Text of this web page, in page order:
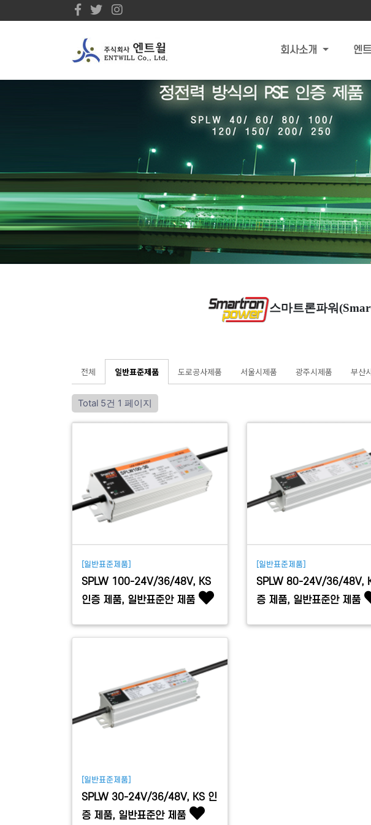
회사소개 엔
스마트론파워
전체 일반표준제품 도로공사제품 서울시제품 광주시제품 부산
Total 5건 1 페이지
[일반표준제품]
SPLW 100-24V/36/48V, KS
인증 제품, 일반표준안 제품
[일반표준제품]
SPLW 80-24V/36/48V,
증 제품, 일반표준안 제품
[일반표준제품]
SPLW 30-24V/36/48V, KS 인
증 제품, 일반표준안 제품